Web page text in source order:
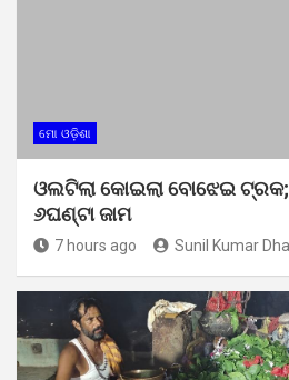
ମୋ ଓଡ଼ିଶା
ଓଲଟିଲା କୋଇଲା ବୋଝେଇ
୬ଘଣ୍ଟା ଜାମ
7 hours ago Sunil Kumar